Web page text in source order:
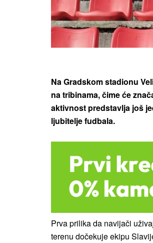
Na Gradskom stadionu
na tribinama, čime će
aktivnost predstavlja još
ljubitelje fudbala.
Prva prilika da navijači
terenu dočekuje ekipu